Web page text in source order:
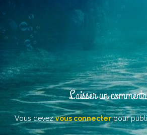
Laisser un
Vous devezvous connecterpour